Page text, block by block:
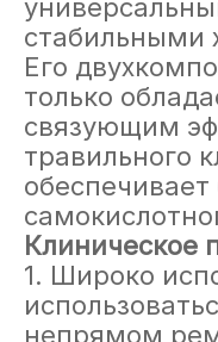
стабильными
Его
только
связующим
травильного
обеспечивает
Клиническое
1. Широко
непрямом